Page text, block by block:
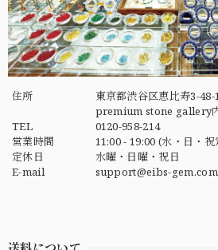
住所
東京都渋谷区恵比寿3-
premium stone gallery
TEL
0120-958-214
営業時間
11:00 - 19:00 (水・日・祝
定休日
水曜・日曜・祝日
E-mail
support@eibs-gem.com